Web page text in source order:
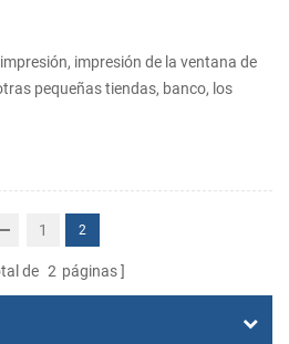
impresión de la ventana de
pequeñas tiendas, banco, los
a la alimentación, logística y otras
impresión se ha convertido en más y
crédito los documentos,
consumo, la aviso de pago o factura
1 2
de 2 páginas